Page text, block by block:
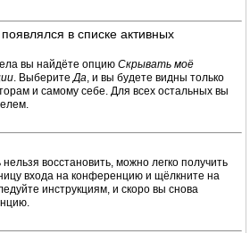
в списке активных
вы найдёте опцию Скрывать моё
. ВыберитеДа, и вы будете видны только
и самому себе. Для всех остальных вы
восстановить, можно легко получить
входа на конференцию и щёлкните на
инструкциям, и скоро вы снова